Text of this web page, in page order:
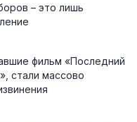
– это лишь
фильм «Последний
стали массово